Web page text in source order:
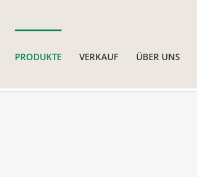
PRODUKTE VERKAUF ÜBER UNS